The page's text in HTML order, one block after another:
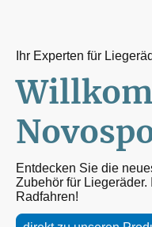
Ihr Experten für
Entdecken Sie die
Zubehör für Liegeräder.
Radfahren!